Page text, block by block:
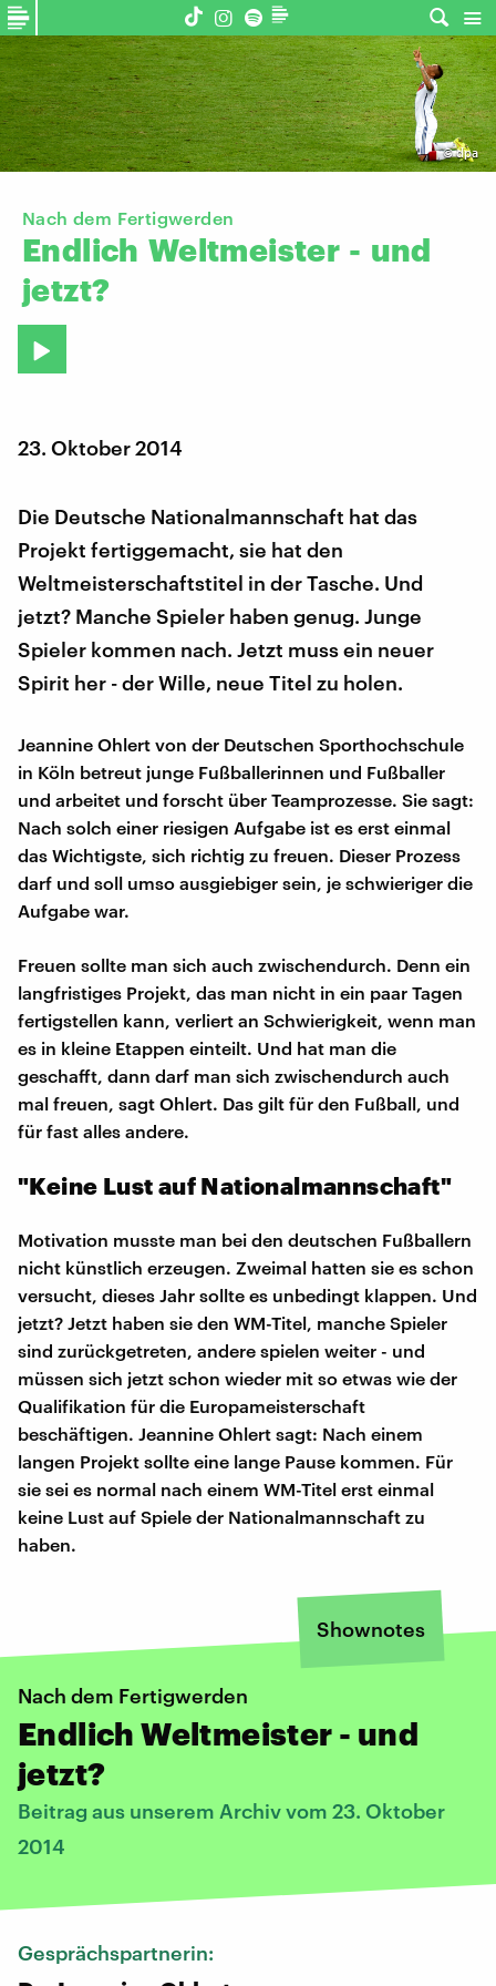
©dpa
Nach dem Fertigwerden
Endlich Weltmeister - und
jetzt?
23. Oktober 2014
Die Deutsche Nationalmannschaft hat das
Projekt fertiggemacht, sie hat den
Weltmeisterschaftstitel in der Tasche. Und
jetzt? Manche Spieler haben genug. Junge
Spieler kommen nach. Jetzt muss ein neuer
Spirit her - der Wille, neue Titel zu holen.
Jeannine Ohlert von der Deutschen Sporthochschule
in Köln betreut junge Fußballerinnen und Fußballer
und arbeitet und forscht über Teamprozesse. Sie sagt:
Nach solch einer riesigen Aufgabe ist es erst einmal
das Wichtigste, sich richtig zu freuen. Dieser Prozess
darf und soll umso ausgiebiger sein, je schwieriger die
Aufgabe war.
Freuen sollte man sich auch zwischendurch. Denn ein
langfristiges Projekt, das man nicht in ein paar Tagen
fertigstellen kann, verliert an Schwierigkeit, wenn man
es in kleine Etappen einteilt. Und hat man die
geschafft, dann darf man sich zwischendurch auch
mal freuen, sagt Ohlert. Das gilt für den Fußball, und
für fast alles andere.
"Keine Lust auf Nationalmannschaft"
Motivation musste man bei den deutschen Fußballern
nicht künstlich erzeugen. Zweimal hatten sie es schon
versucht, dieses Jahr sollte es unbedingt klappen. Und
jetzt? Jetzt haben sie den WM-Titel, manche Spieler
sind zurückgetreten, andere spielen weiter - und
müssen sich jetzt schon wieder mit so etwas wie der
Qualifikation für die Europameisterschaft
beschäftigen. Jeannine Ohlert sagt: Nach einem
langen Projekt sollte eine lange Pause kommen. Für
sie sei es normal nach einem WM-Titel erst einmal
keine Lust auf Spiele der Nationalmannschaft zu
haben.
Shownotes
Nach dem Fertigwerden
Endlich Weltmeister - und
jetzt?
Beitrag aus unserem Archiv vom 23. Oktober
2014
Gesprächspartnerin: